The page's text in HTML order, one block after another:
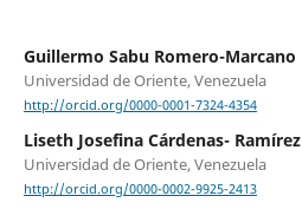
Guillermo Sabu Romero-Marcano
Universidad de Oriente, Venezuela
http://orcid.org/0000-0001-7324-4354
Liseth Josefina Cárdenas- Ramírez
Universidad de Oriente, Venezuela
http://orcid.org/0000-0002-9925-2413